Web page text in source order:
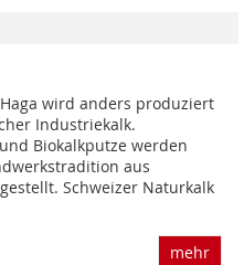
wird anders produziert
Industriekalk.
Biokalkputze werden
aus
Schweizer Naturkalk
mehr